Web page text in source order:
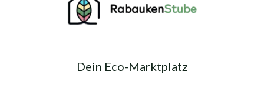
Dein Eco-Marktplatz